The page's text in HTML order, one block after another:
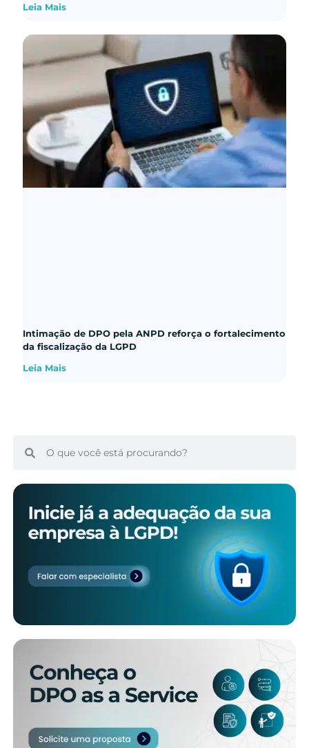
Leia Mais
Intimação de DPO pela ANPD reforça o fortalecimento
da fiscalização da LGPD
Leia Mais